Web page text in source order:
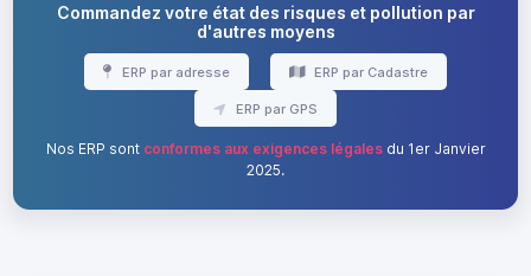
Commandez votre état des risques et pollution par
d'autres moyens
ERP par adresse ERP par Cadastre
ERP par GPS
Nos ERP sont conformes aux exigences légalesdu 1er Janvier
2025.